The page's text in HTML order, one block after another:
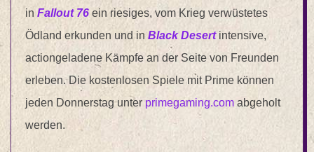
in Fallout 76 ein riesiges, vom Krieg verwüstetes
Ödland erkunden und in Black Desert intensive,
actiongeladene Kämpfe an der Seite von Freunden
erleben. Die kostenlosen Spiele mit Prime können
jeden Donnerstag unter primegaming.com abgeholt
werden.